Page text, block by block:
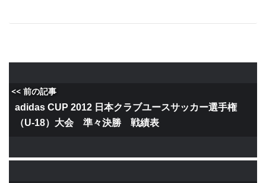
<< 前の記事
adidas CUP 2012 日本クラブユースサッカー選手権
（U-18）大会 準々決勝 戦績表